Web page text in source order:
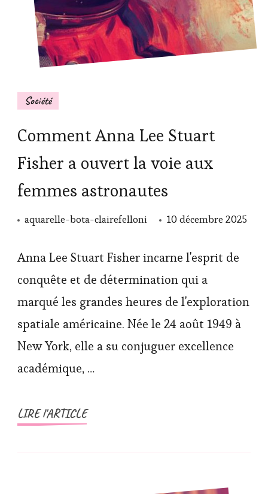
Société
Comment Anna Lee Stuart
Fisher a ouvert la voie aux
femmes astronautes
aquarelle-bota-clairefelloni 10 décembre 2025
Anna Lee Stuart Fisher incarne l'esprit de
conquête et de détermination qui a
marqué les grandes heures de l'exploration
spatiale américaine. Née le 24 août 1949 à
New York, elle a su conjuguer excellence
académique, …
LIRE l'ARTICLE